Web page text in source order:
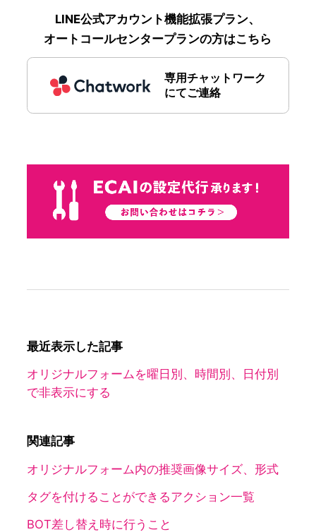
LINE公式アカウント機能拡張プラン、
オートコールセンタープランの方はこちら
専用チャットワーク
にてご連絡
最近表示した記事
オリジナルフォームを曜日別、時間別、日付別
で非表示にする
関連記事
オリジナルフォーム内の推奨画像サイズ、形式
タグを付けることができるアクション一覧
BOT差し替え時に行うこと